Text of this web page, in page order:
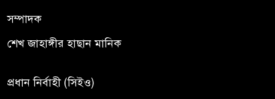
সম্পাদক
শেখ জাহাঙ্গীর হাছান মানিক
প্রধান নির্বাহী (সিইও)